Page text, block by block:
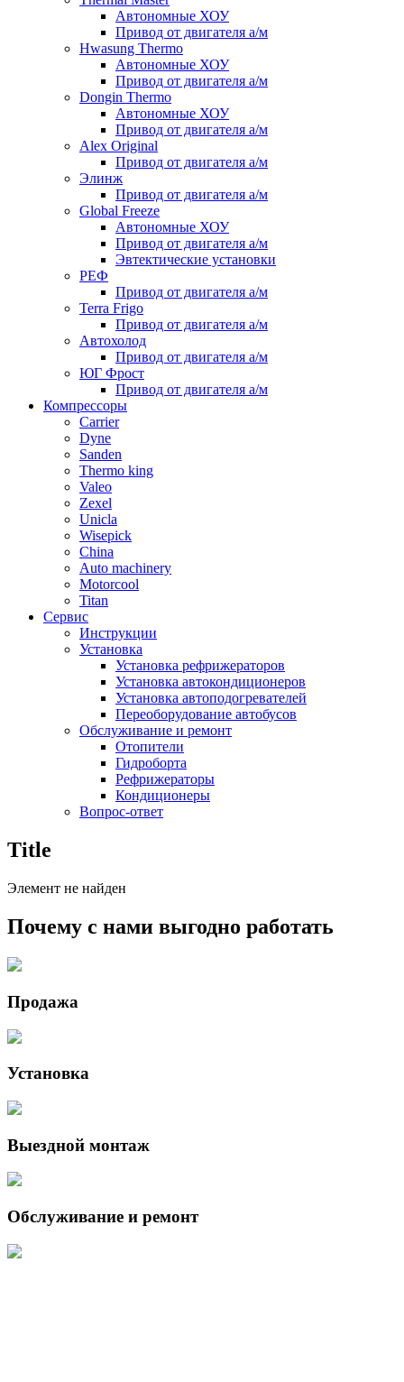
Автономные ХОУ
Привод от двигателя а/м
Hwasung Thermo
Автономные ХОУ
Привод от двигателя а/м
Dongin Thermo
Автономные ХОУ
Привод от двигателя а/м
Alex Original
Привод от двигателя а/м
Элинж
Привод от двигателя а/м
Global Freeze
Автономные ХОУ
Привод от двигателя а/м
Эвтектические установки
РЕФ
Привод от двигателя а/м
Terra Frigo
Привод от двигателя а/м
Автохолод
Привод от двигателя а/м
ЮГ Фрост
Привод от двигателя а/м
Компрессоры
Carrier
Dyne
Sanden
Thermo king
Valeo
Zexel
Unicla
Wisepick
China
Auto machinery
Motorcool
Titan
Сервис
Инструкции
Установка
Установка рефрижераторов
Установка автокондиционеров
Установка автоподогревателей
Переоборудование автобусов
Обслуживание и ремонт
Отопители
Гидроборта
Рефрижераторы
Кондиционеры
Вопрос-ответ
Title
Элемент не найден
Почему с нами выгодно работать
Продажа
Установка
Выездной монтаж
Обслуживание и ремонт